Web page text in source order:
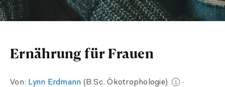
Ernährung für Frauen
Von: Lynn Erdmann (B.Sc. Ökotrophologie)
·